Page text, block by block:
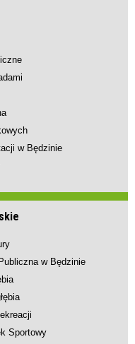
w Będzinie
w Będzinie
Sportowy